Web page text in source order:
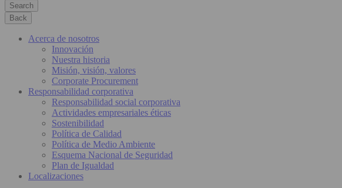
Search
Back
Acerca de nosotros
Innovación
Nuestra historia
Misión, visión, valores
Corporate Procurement
Responsabilidad corporativa
Responsabilidad social corporativa
Actividades empresariales éticas
Sostenibilidad
Política de Calidad
Política de Medio Ambiente
Esquema Nacional de Seguridad
Plan de Igualdad
Localizaciones